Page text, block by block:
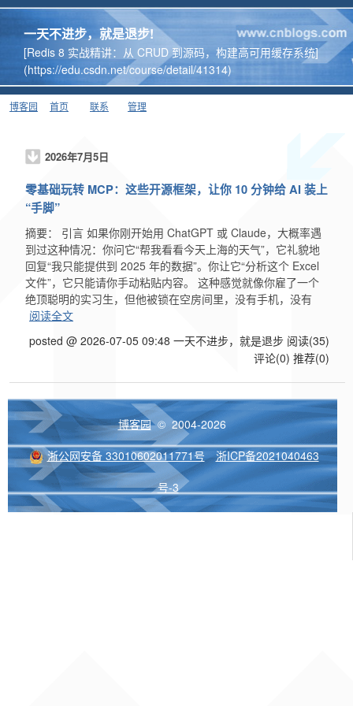
一天不进步，就是退步!
[Redis 8 实战精讲：从 CRUD 到源码，构建高可用缓存系统]
(https://edu.csdn.net/course/detail/41314)
博客园 首页 联系 管理
2026年7月5日
零基础玩转 MCP：这些开源框架，让你 10 分钟给 AI 装上
“手脚”
摘要： 引言 如果你刚开始用 ChatGPT 或 Claude，大概率遇
到过这种情况：你问它“帮我看看今天上海的天气”，它礼貌地
回复“我只能提供到 2025 年的数据”。你让它“分析这个 Excel
文件”，它只能请你手动粘贴内容。 这种感觉就像你雇了一个
绝顶聪明的实习生，但他被锁在空房间里，没有手机，没有
阅读全文
posted @ 2026-07-05 09:48 一天不进步，就是退步 阅读(35)
评论(0) 推荐(0)
博客园© 2004-2026
浙公网安备 33010602011771号
浙ICP备2021040463
号-3